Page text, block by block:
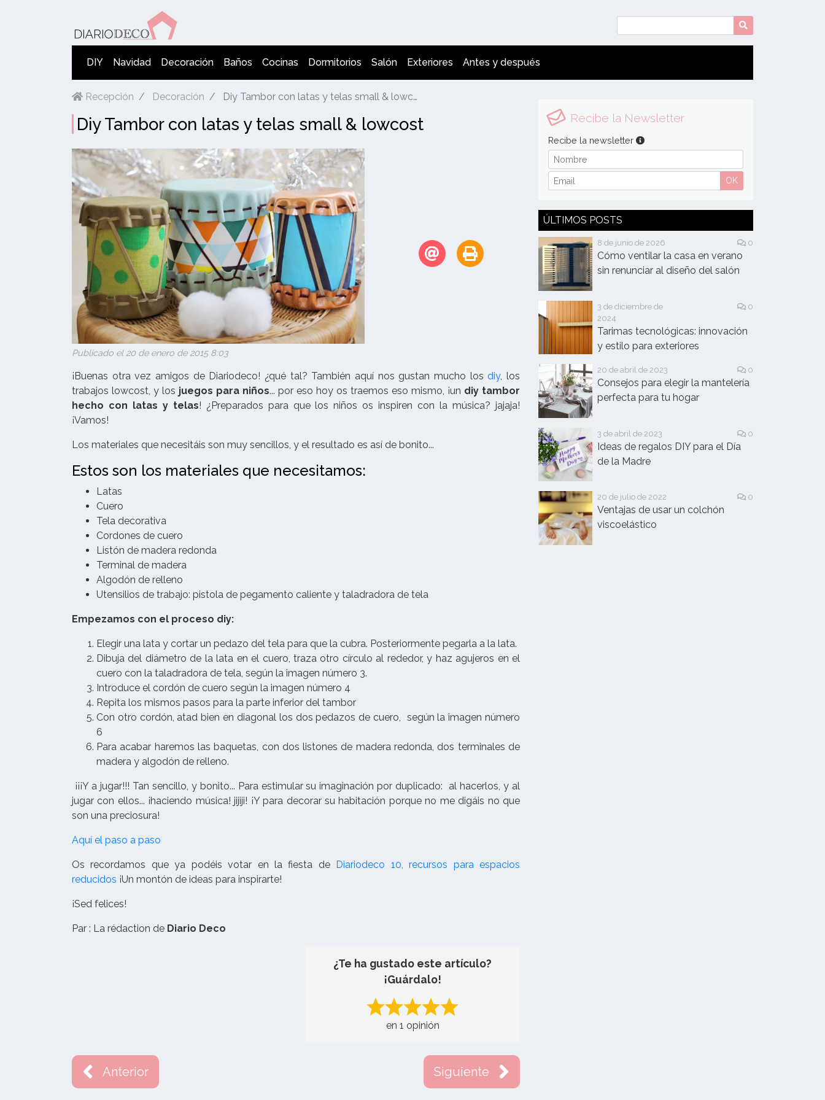
DIY Navidad Decoración Baños Cocinas Dormitorios Salón Exteriores Antes y después
Recepción Decoración Diy Tambor con latas y telas small & lowcost
Diy Tambor con latas y telas small & lowcost
Publicado el 20 de enero de 2015 8:03
¡Buenas otra vez amigos de Diariodeco! ¿qué tal? También aquí nos gustan mucho losdiy, los
trabajos lowcost, y los juegos para niños... por eso hoy os traemos eso mismo, ¡un diy tambor
hecho con latas y telas! ¿Preparados para que los niños os inspiren con la música? jajaja!
¡Vamos!
Los materiales que necesitáis son muy sencillos, y el resultado es así de bonito...
Estos son los materiales que necesitamos:
Latas
Cuero
Tela decorativa
Cordones de cuero
Listón de madera redonda
Terminal de madera
Algodón de relleno
Utensilios de trabajo: pistola de pegamento caliente y taladradora de tela
Empezamos con el proceso diy:
Elegir una lata y cortar un pedazo del tela para que la cubra. Posteriormente pegarla a la lata.
Dibuja del diámetro de la lata en el cuero, traza otro círculo al rededor, y haz agujeros en el
cuero con la taladradora de tela, según la imagen número 3.
Introduce el cordón de cuero según la imagen número 4
Repita los mismos pasos para la parte inferior del tambor
Con otro cordón, atad bien en diagonal los dos pedazos de cuero, según la imagen número
6
Para acabar haremos las baquetas, con dos listones de madera redonda, dos terminales de
madera y algodón de relleno.
¡¡¡Y a jugar!!! Tan sencillo, y bonito... Para estimular su imaginación por duplicado: al hacerlos, y al
jugar con ellos... ¡haciendo música! jijiji! ¡Y para decorar su habitación porque no me digáis no que
son una preciosura!
Aquí el paso a paso
Os recordamos que ya podéis votar en la fiesta de Diariodeco 10, recursos para espacios
reducidos ¡Un montón de ideas para inspirarte!
¡Sed felices!
Par : La rédaction de Diario Deco
¿Te ha gustado este artículo?
¡Guárdalo!
en 1 opinión
Anterior Siguiente
Recibe la Newsletter
Recibe la newsletter
OK
ÚLTIMOS POSTS
8 de junio de 2026 0
Cómo ventilar la casa en verano
sin renunciar al diseño del salón
3 de diciembre de
2024
0
Tarimas tecnológicas: innovación
y estilo para exteriores
20 de abril de 2023 0
Consejos para elegir la mantelería
perfecta para tu hogar
3 de abril de 2023 0
Ideas de regalos DIY para el Día
de la Madre
20 de julio de 2022 0
Ventajas de usar un colchón
viscoelástico